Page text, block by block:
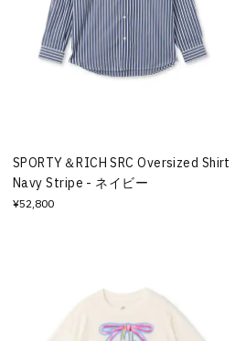
SPORTY＆RICH SRC Oversized Shirt
Navy Stripe - ネイビー
¥52,800